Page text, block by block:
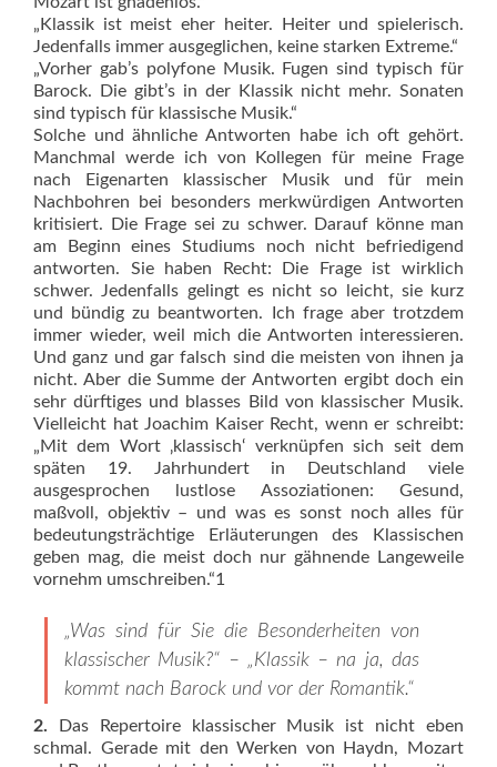
„Klassik ist meist eher heiter. Heiter und spielerisch.
Jedenfalls immer ausgeglichen, keine starken Extreme.“
„Vorher gab’s polyfone Musik. Fugen sind typisch für
Barock. Die gibt’s in der Klassik nicht mehr. Sonaten
sind typisch für klassische Musik.“
Solche und ähnliche Antworten habe ich oft gehört.
Manchmal werde ich von Kollegen für meine Frage
nach Eigenarten klassischer Musik und für mein
Nachbohren bei besonders merkwürdigen Antworten
kritisiert. Die Frage sei zu schwer. Darauf könne man
am Beginn eines Studiums noch nicht befriedigend
antworten. Sie haben Recht: Die Frage ist wirklich
schwer. Jedenfalls gelingt es nicht so leicht, sie kurz
und bündig zu beantworten. Ich frage aber trotzdem
immer wieder, weil mich die Antworten interessieren.
Und ganz und gar falsch sind die meisten von ihnen ja
nicht. Aber die Summe der Antworten ergibt doch ein
sehr dürftiges und blasses Bild von klassischer Musik.
Vielleicht hat Joachim Kaiser Recht, wenn er schreibt:
„Mit dem Wort ‚klassisch‘ verknüpfen sich seit dem
späten 19. Jahrhundert in Deutschland viele
ausgesprochen lustlose Assoziationen: Gesund,
maßvoll, objektiv – und was es sonst noch alles für
bedeutungsträchtige Erläuterungen des Klassischen
geben mag, die meist doch nur gähnende Langeweile
vornehm umschreiben.“1
„Was sind für Sie die Besonderheiten von
klassischer Musik?“ – „Klassik – na ja, das
kommt nach Barock und vor der Romantik.“
2. Das Repertoire klassischer Musik ist nicht eben
schmal. Gerade mit den Werken von Haydn, Mozart